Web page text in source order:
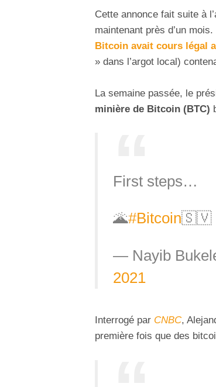
Cette annonce fait suite à
maintenant près d’un
Bitcoin avait cours légal
» dans l’argot local)
La semaine passée, le
minière de Bitcoin (BTC)
First steps…
🌋#Bitcoin🇸🇻
— Nayib
2021
Interrogé par CNBC,
première fois que des